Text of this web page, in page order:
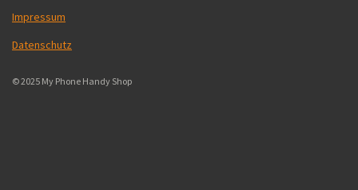
Impressum
Datenschutz
© 2025 My Phone Handy Shop